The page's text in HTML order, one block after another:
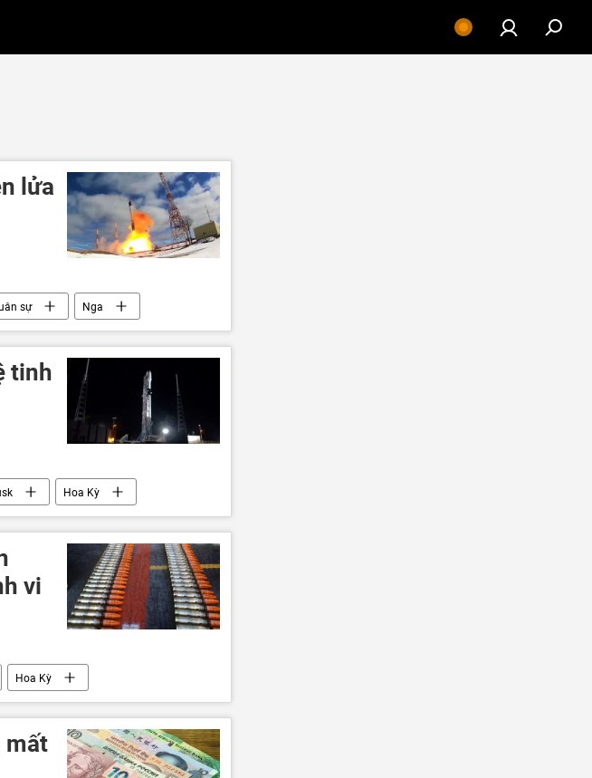
lửa
sự
Nga
tên lửa Sarmat
tinh
Hoa Kỳ
vi
Hoa Kỳ
mất